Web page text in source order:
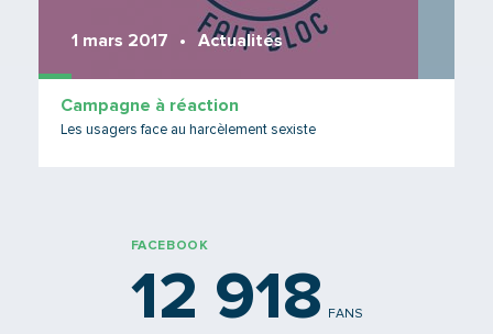
1 mars 2017 Actualités
Campagne à réaction
Les usagers face au harcèlement sexiste
FACEBOOK
12 918 FANS